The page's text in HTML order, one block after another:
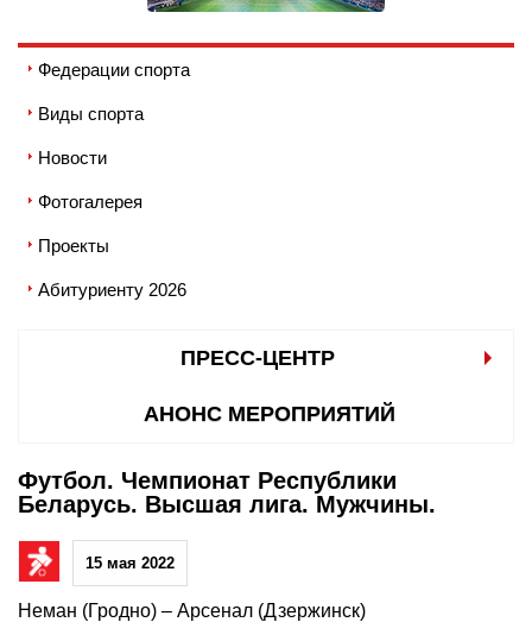
Федерации спорта
Виды спорта
Новости
Фотогалерея
Проекты
Абитуриенту 2026
ПРЕСС-ЦЕНТР
АНОНС МЕРОПРИЯТИЙ
Футбол. Чемпионат Республики
Беларусь. Высшая лига. Мужчины.
15 мая 2022
Неман (Гродно) – Арсенал (Дзержинск)